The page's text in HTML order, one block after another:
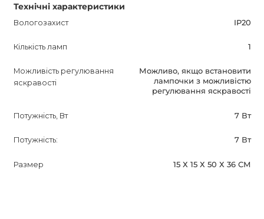
Технічні характеристики
Вологозахист IP20
Кількість ламп 1
Можливість регулювання
яскравості
Можливо, якщо встановити
лампочки з можливістю
регулювання яскравості
Потужність, Вт 7 Вт
Потужність: 7 Вт
Размер 15 Х 15 Х 50 Х 36 СМ